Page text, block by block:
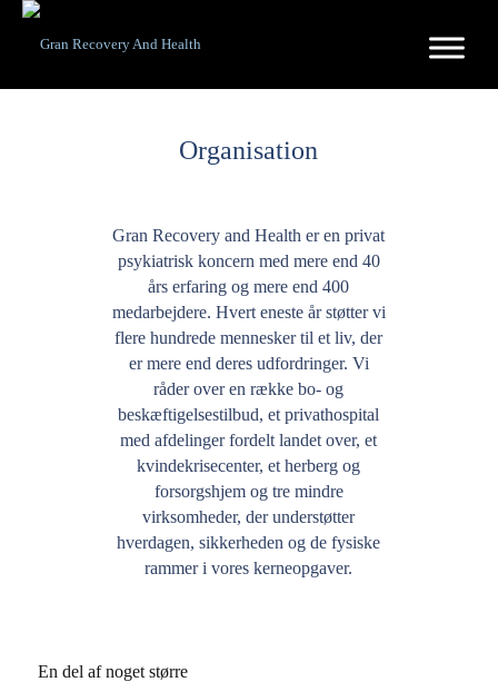
Organisation
Gran Recovery and Health er en privat
psykiatrisk koncern med mere end 40
års erfaring og mere end 400
medarbejdere. Hvert eneste år støtter vi
flere hundrede mennesker til et liv, der
er mere end deres udfordringer. Vi
råder over en række bo- og
beskæftigelsestilbud, et privathospital
med afdelinger fordelt landet over, et
kvindekrisecenter, et herberg og
forsorgshjem og tre mindre
virksomheder, der understøtter
hverdagen, sikkerheden og de fysiske
rammer i vores kerneopgaver.
En del af noget større